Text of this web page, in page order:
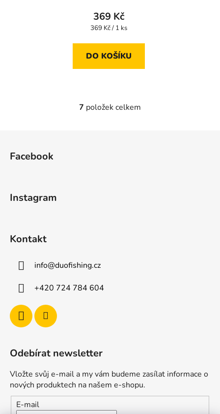
369 Kč
Měrná
369 Kč / 1 ks
DO KOŠÍKU
O
7 položek celkem
Facebook
Instagram
Kontakt
info@duofishing.cz
+420 724 784 604
Odebírat newsletter
Vložte svůj e-mail a my vám budeme zasílat informace o
nových produktech na našem e-shopu.
E-mail